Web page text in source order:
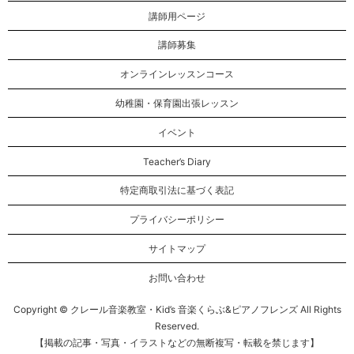
講師用ページ
講師募集
オンラインレッスンコース
幼稚園・保育園出張レッスン
イベント
Teacher’s Diary
特定商取引法に基づく表記
プライバシーポリシー
サイトマップ
お問い合わせ
Copyright © クレール音楽教室・Kid’s 音楽くらぶ&ピアノフレンズ All Rights
Reserved.
【掲載の記事・写真・イラストなどの無断複写・転載を禁じます】